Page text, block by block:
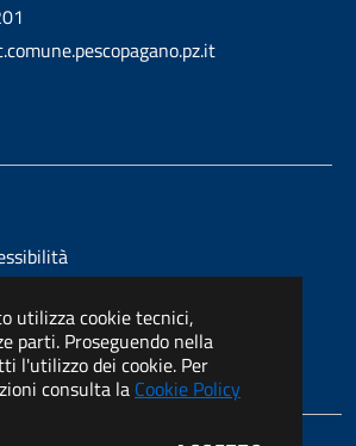
utilizza cookie tecnici,
parti. Proseguendo nella
l'utilizzo dei cookie. Per
consulta la Cookie Policy